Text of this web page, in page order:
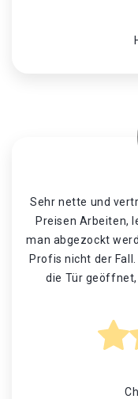
Sehr nette und
Preisen Arbeiten,
man abgezockt
Profis nicht der
die Tür